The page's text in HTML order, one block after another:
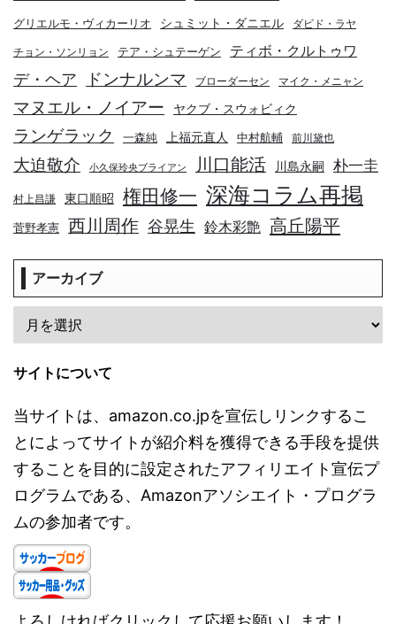
グリエルモ・ヴィカーリオ シュミット・ダニエル ダビド・ラヤ
チョン・ソンリョン テア・シュテーゲン ティボ・クルトゥワ
デ・ヘア ドンナルンマ ブローダーセン マイク・メニャン
マヌエル・ノイアー ヤクブ・スウォビィク
ランゲラック 一森純 上福元直人 中村航輔 前川黛也
大迫敬介 小久保玲央ブライアン 川口能活 川島永嗣 朴一圭
村上昌謙 東口順昭 権田修一 深海コラム再掲
菅野孝憲 西川周作 谷晃生 鈴木彩艶 高丘陽平
アーカイブ
サイトについて
当サイトは、amazon.co.jpを宣伝しリンクするこ
とによってサイトが紹介料を獲得できる手段を提供
することを目的に設定されたアフィリエイト宣伝プ
ログラムである、Amazonアソシエイト・プログラ
ムの参加者です。